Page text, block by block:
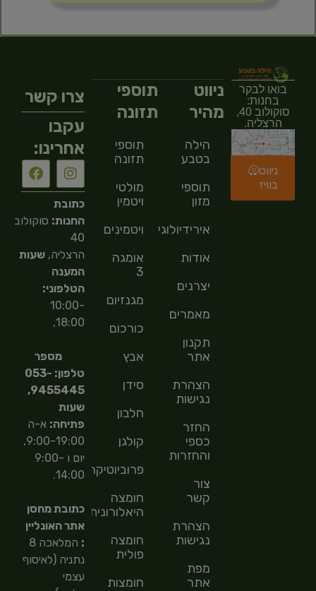
בואו לבקר
בחנות:
סוקולוב 40,
הרצליה.
ניווט
בוויז
ניווט
מהיר
הילה
בטבע
תוספי
מזון
אירידיולוגיה
אודות
יצרנים
מאמרים
תקנון
אתר
הצהרת
נגישות
החזר
כספי
והחזרות
צור
קשר
הצהרת
נגישות
מפת
אתר
תוספי
תזונה
תוספי
תזונה
מולטי
ויטמין
ויטמינים
אומגה
3
מגנזיום
כורכום
אבץ
סידן
חלבון
קולגן
פרוביוטיקה
חומצה
היאלורונית
חומצה
פולית
חומצות
צרו קשר
עקבו
אחרינו:
כתובת
החנות: סוקולוב
40
הרצליה,שעות
המענה
הטלפוני:
10:00-
18:00,
מספר
טלפון: 053-
9455445,
שעות
פתיחה: א-ה
9:00-19:00,
יום ו 9:00-
14:00.
כתובת מחסן
אתר האונליין
:
המלאכה 8
נתניה (לאיסוף
עצמי